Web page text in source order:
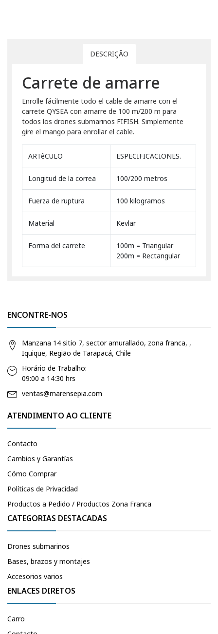
DESCRIÇÃO
Carrete de amarre
Enrolle fácilmente todo el cable de amarre con el
carrete QYSEA con amarre de 100 m/200 m para
todos los drones submarinos FIFISH. Simplemente
gire el mango para enrollar el cable.
ARTêCULO ESPECIFICACIONES.
Longitud de la correa 100/200 metros
Fuerza de ruptura 100 kilogramos
Material Kevlar
Forma del carrete
100m = Triangular
200m = Rectangular
ENCONTRE-NOS
Manzana 14 sitio 7, sector amurallado, zona franca, ,
Iquique, Região de Tarapacá, Chile
Horário de Trabalho:
09:00 a 14:30 hrs
ventas@marensepia.com
ATENDIMENTO AO CLIENTE
Contacto
Cambios y Garantías
Cómo Comprar
Políticas de Privacidad
Productos a Pedido / Productos Zona Franca
CATEGORIAS DESTACADAS
Drones submarinos
Bases, brazos y montajes
Accesorios varios
ENLACES DIRETOS
Carro